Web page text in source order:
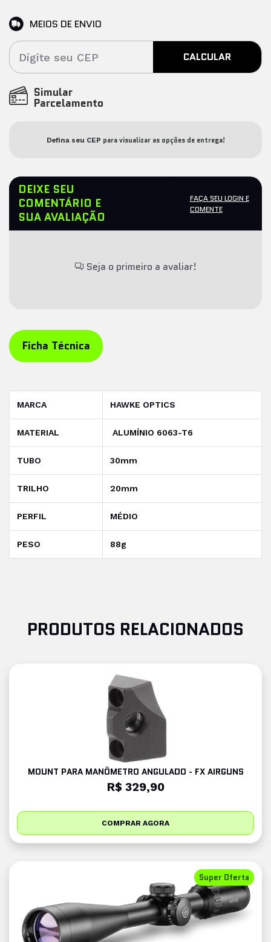
Ficha Técnica
MARCA HAWKE OPTICS
MATERIAL ALUMÍNIO 6063-T6
TUBO 30mm
TRILHO 20mm
PERFIL MÉDIO
PESO 88g
MEIOS DE ENVIO
CALCULAR
Simular
Parcelamento
Defina seu CEP para visualizar as opções de entrega!
DEIXE SEU
COMENTÁRIO E
SUA AVALIAÇÃO
FAÇA SEU LOGIN E
COMENTE
Seja o primeiro a avaliar!
PRODUTOS RELACIONADOS
MOUNT PARA MANÔMETRO ANGULADO - FX AIRGUNS
R$ 329,90
COMPRAR AGORA
Super Oferta